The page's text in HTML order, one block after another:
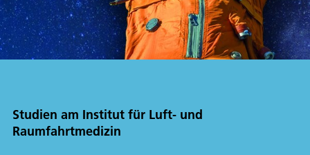
Studien am Institut für Luft- und
Raumfahrtmedizin